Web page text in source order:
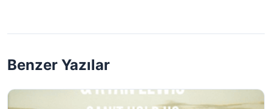
Benzer Yazılar